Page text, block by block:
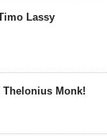
Lassy
Monk!